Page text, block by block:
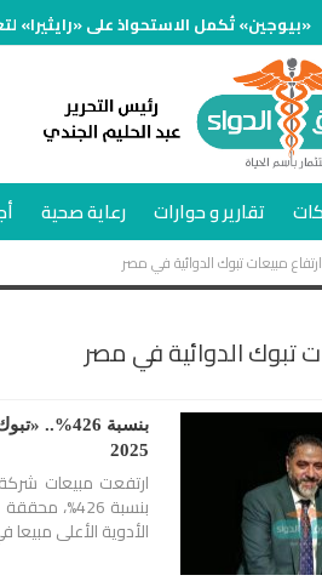
«بيوجين» تُكمل الاستحواذ على «رايثيرا»
تقارير و حوارات رعاية صحية
ارتفاع مبيعات تبوك الدوائية في مصر
تبوك الدوائية في مصر
بنسبة
2025
الأدوية الأعلى